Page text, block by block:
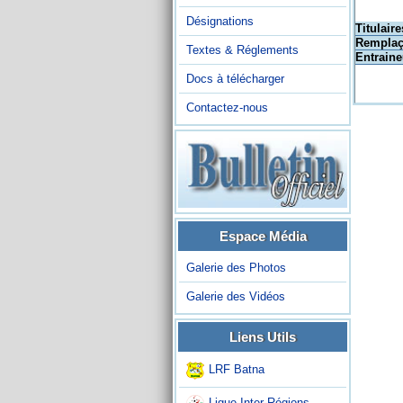
Désignations
Textes & Réglements
Docs à télécharger
Contactez-nous
Espace Média
Galerie des Photos
Galerie des Vidéos
Liens Utils
LRF Batna